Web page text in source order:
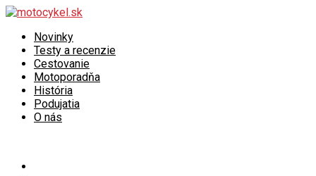
Novinky
Testy a recenzie
Cestovanie
Motoporadňa
História
Podujatia
O nás